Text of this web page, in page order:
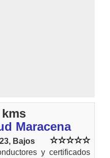
kms
Maracena
Bajos
y certificados